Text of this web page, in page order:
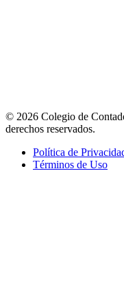
© 2026 Colegio de
derechos reservados.
Política de
Términos de Uso